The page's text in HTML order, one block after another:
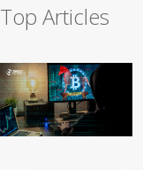
Top Articles